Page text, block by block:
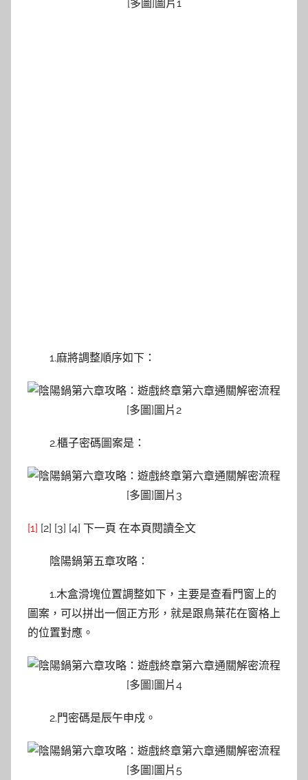
1.麻將調整順序如下：
2.櫃子密碼圖案是：
[1] [2] [3] [4] 下一頁 在本頁閱讀全文
陰陽鍋第五章攻略：
1.木盒滑塊位置調整如下，主要是查看門窗上的
圖案，可以拼出一個正方形，就是跟鳥葉花在窗格上
的位置對應。
2.門密碼是辰午申戍。